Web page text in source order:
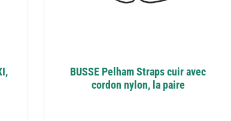
BUSSE Pelham Straps cuir avec
cordon nylon, la paire